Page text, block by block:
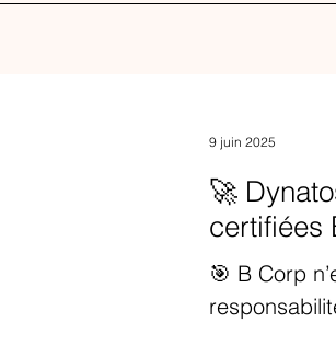
🚀
🎯 B Corp
9 juin 2025